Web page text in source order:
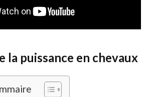
la puissance en chevaux